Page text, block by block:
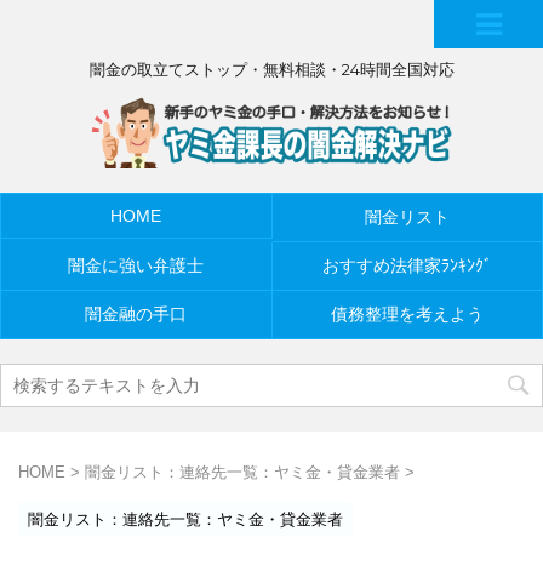
闇金の取立てストップ・無料相談・24時間全国対応
HOME 闇金リスト
闇金に強い弁護士 おすすめ法律家ﾗﾝｷﾝｸﾞ
闇金融の手口 債務整理を考えよう
HOME > 闇金リスト：連絡先一覧：ヤミ金・貸金業者 >
闇金リスト：連絡先一覧：ヤミ金・貸金業者